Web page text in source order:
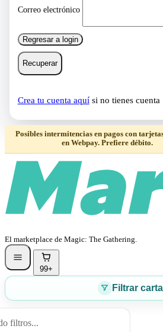
Correo electrónico
Regresar a login
Recuperar
Crea tu cuenta aquísi no tienes cuenta
Posibles intermitencias en pagos con
en Webpay. Prefiere débito.
El marketplace de Magic: The Gathering.
99+
Filtrar
filtros...